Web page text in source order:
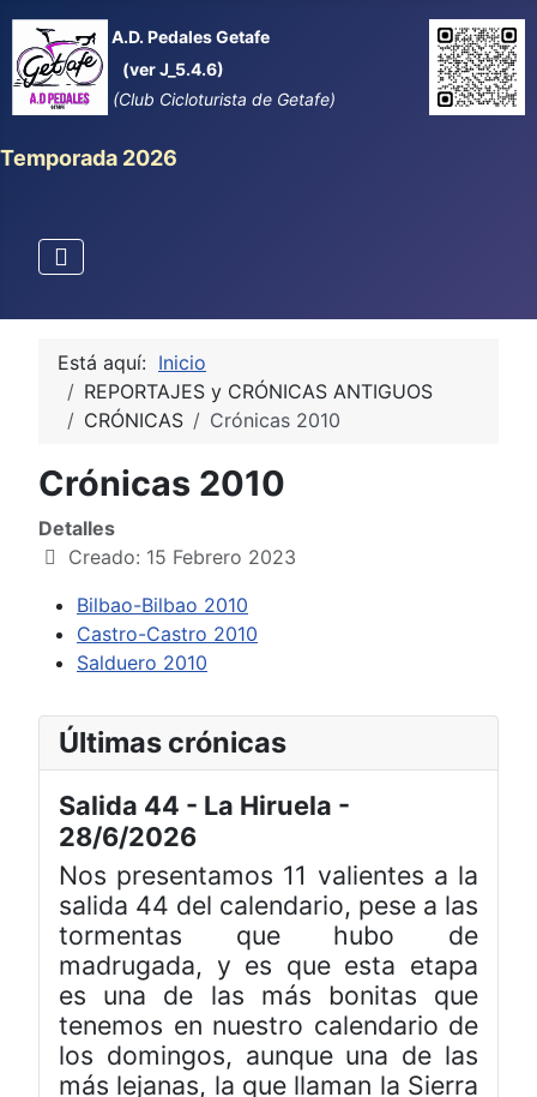
A.D. Pedales Getafe
(ver J_5.4.6)
(Club Cicloturista de Getafe)
Temporada 2026
Está aquí: Inicio
REPORTAJES y CRÓNICAS ANTIGUOS
CRÓNICAS
Crónicas 2010
Crónicas 2010
Detalles
Creado: 15 Febrero 2023
Bilbao-Bilbao 2010
Castro-Castro 2010
Salduero 2010
Últimas crónicas
Salida 44 - La Hiruela -
28/6/2026
Nos presentamos 11 valientes a la
salida 44 del calendario, pese a las
tormentas que hubo de
madrugada, y es que esta etapa
es una de las más bonitas que
tenemos en nuestro calendario de
los domingos, aunque una de las
más lejanas, la que llaman la Sierra